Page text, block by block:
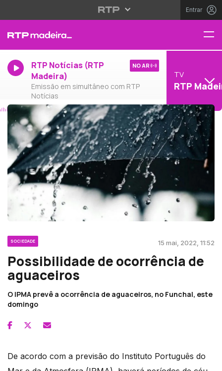
Entrar
RTP Notícias (RTP
Madeira)
Emissão em simultâneo com RTP
Notícias
NO AR
TV
RTP
SOCIEDADE 15 mai, 2022, 11:52
Possibilidade de ocorrência de
aguaceiros
O IPMA prevê a ocorrência de aguaceiros, no Funchal, este
domingo
De acordo com a previsão do Instituto Português do